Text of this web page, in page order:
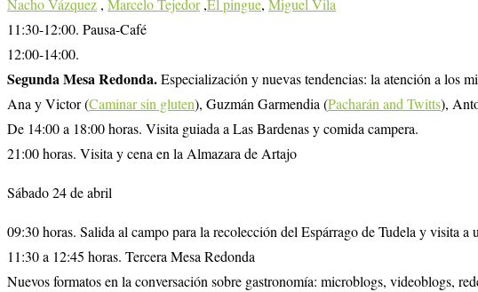
Nacho Vázquez , Marcelo Tejedor,El pingue, Miguel Vila
11:30-12:00. Pausa-Café
12:00-14:00.
Segunda Mesa Redonda.Especialización y nuevas tendencias: la atención a los
Ana y Victor (Caminar sin gluten), Guzmán Garmendia (Pacharán and Twitts),
De 14:00 a 18:00 horas. Visita guiada a Las Bardenas y comida campera.
21:00 horas. Visita y cena en la Almazara de Artajo
Sábado 24 de abril
09:30 horas. Salida al campo para la recolección del Espárrago de Tudela y visita
11:30 a 12:45 horas. Tercera Mesa Redonda
Nuevos formatos en la conversación sobre gastronomía: microblogs, videoblogs,